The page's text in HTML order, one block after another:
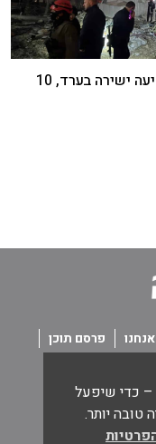
כדי שיפעל
טובה יותר.
כשל ביירוט: "חץ" החטיא: 88 פצועים בפגיעה ישירה בערד, 10
פרסם תוכן
מאנשים